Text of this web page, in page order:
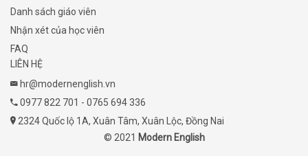
Danh sách giáo viên
Nhận xét của học viên
FAQ
LIÊN HỆ
hr@modernenglish.vn
0977 822 701 - 0765 694 336
2324 Quốc lộ 1A, Xuân Tâm, Xuân Lộc, Đồng Nai
© 2021 Modern English